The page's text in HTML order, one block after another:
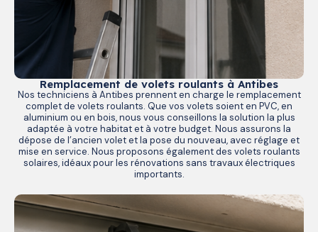
Remplacement de volets roulants à Antibes
Nos techniciens à Antibes prennent en charge le remplacement
complet de volets roulants. Que vos volets soient en PVC, en
aluminium ou en bois, nous vous conseillons la solution la plus
adaptée à votre habitat et à votre budget. Nous assurons la
dépose de l’ancien volet et la pose du nouveau, avec réglage et
mise en service. Nous proposons également des volets roulants
solaires, idéaux pour les rénovations sans travaux électriques
importants.